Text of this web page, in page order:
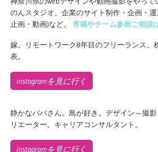
のんスタジオ。企業のサイト制作・企画・
止画・動画)など。 寄稿やチーム参画ご相談
嫁。リモートワーク8年目のフリーランス。
表。
instagramを見に行く
静かなパパさん。鳥が好き。デザイン～撮
リエーター。キャリアコンサルタント。
instagramを見に行く